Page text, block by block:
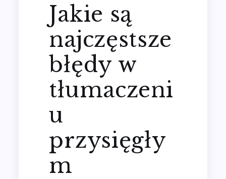
Jakie są
najczęstsze
błędy w
tłumaczeni
u
przysięgły
m